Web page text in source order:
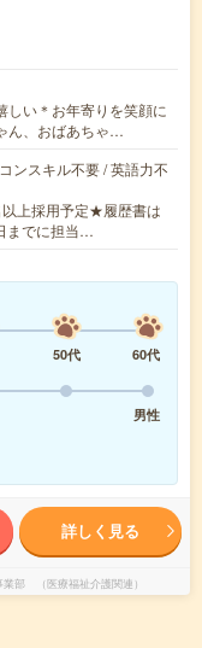
しい＊お年寄りを笑顔に
ん、おばあちゃ…
ンスキル不要 / 英語力不
上採用予定★履歴書は
までに担当…
50代
60代
男性
詳しく見る
部 （医療福祉介護関連）